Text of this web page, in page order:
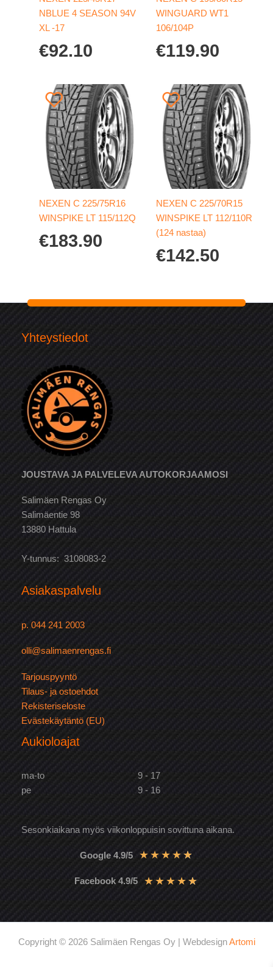
NBLUE 4 SEASON 94V
XL -17
€92.10
WINGUARD WT1
106/104P
€119.90
NEXEN C 225/75R16
WINSPIKE LT 115/112Q
€183.90
NEXEN C 225/70R15
WINSPIKE LT 112/110R
(124 nastaa)
€142.50
Yhteystiedot
JOUSTAVA JA PALVELEVA AUTOKORJAAMOSI
Salimäen Rengas Oy
Salimäentie 98
13880 Hattula
Y-tunnus: 3108083-2
Asiakaspalvelu
p. 044 241 2003
olli@salimaenrengas.fi
Tarjouspyyntö
Tilaus- ja ostoehdot
Rekisteriseloste
Evästekäytäntö (EU)
Aukioloajat
ma-to
9 - 17
pe
9 - 16
Sesonkiaikana myös viikonloppuisin sovittuna aikana.
Google 4.9/5 ★ ★ ★ ★ ★
Facebook 4.9/5 ★ ★★ ★ ★
Copyright © 2026 Salimäen Rengas Oy | WebdesignArtomi